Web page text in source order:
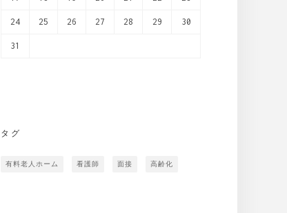
24 25 26 27 28 29 30
31
タグ
有料老人ホーム 看護師 面接 高齢化